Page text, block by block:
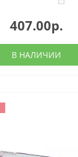
407.00р.
В НАЛИЧИИ